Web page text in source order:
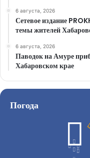
6 августа, 2026
Сетевое издание
темы жителей
6 августа, 2026
Паводок на Амуре
Хабаровском крае
Погода